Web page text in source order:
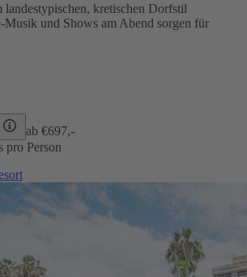
landestypischen, kretischen Dorfstil
Musik und Shows am Abend sorgen für
ab €697,-
pro Person